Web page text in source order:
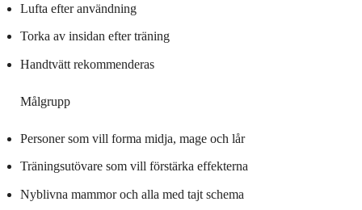
Lufta efter användning
Torka av insidan efter träning
Handtvätt rekommenderas
Målgrupp
Personer som vill forma midja, mage och lår
Träningsutövare som vill förstärka effekterna
Nyblivna mammor och alla med tajt schema